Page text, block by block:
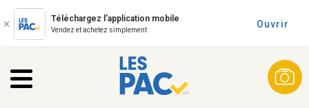
Téléchargez l'application mobile
Vendez et achetez simplement
Ouvrir